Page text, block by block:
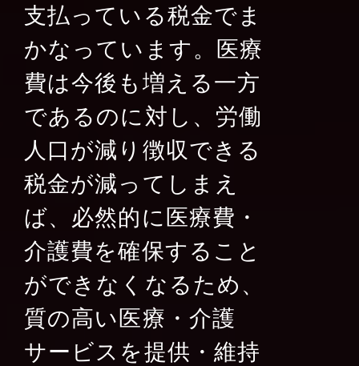
支払っている税金でま
かなっています。医療
費は今後も増える一方
であるのに対し、労働
人口が減り徴収できる
税金が減ってしまえ
ば、必然的に医療費・
介護費を確保すること
ができなくなるため、
質の高い医療・介護
サービスを提供・維持